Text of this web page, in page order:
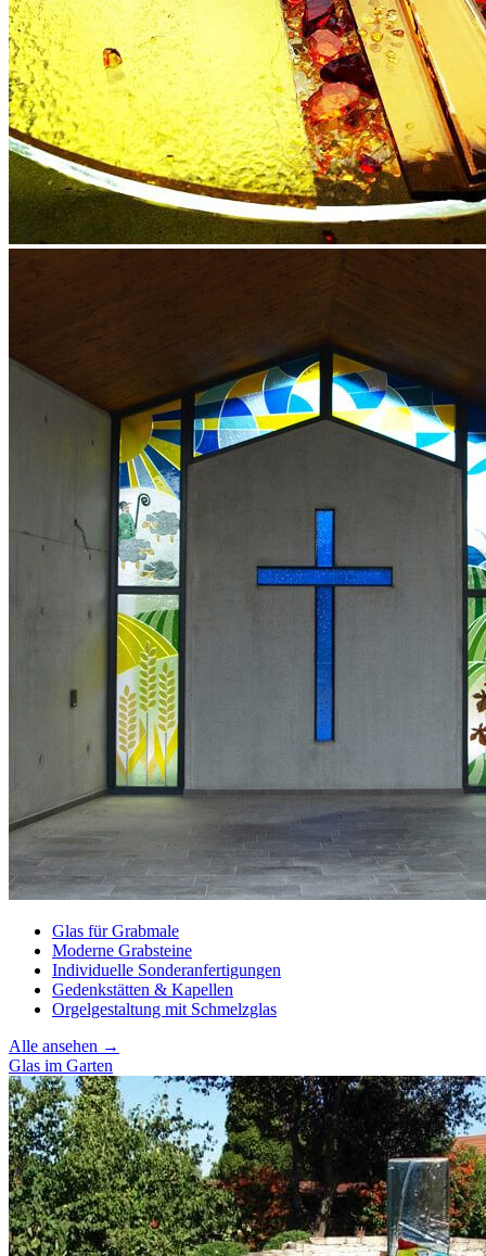
Glas für Grabmale
Moderne Grabsteine
Individuelle Sonderanfertigungen
Gedenkstätten & Kapellen
Orgelgestaltung mit Schmelzglas
Alle ansehen →
Glas im Garten